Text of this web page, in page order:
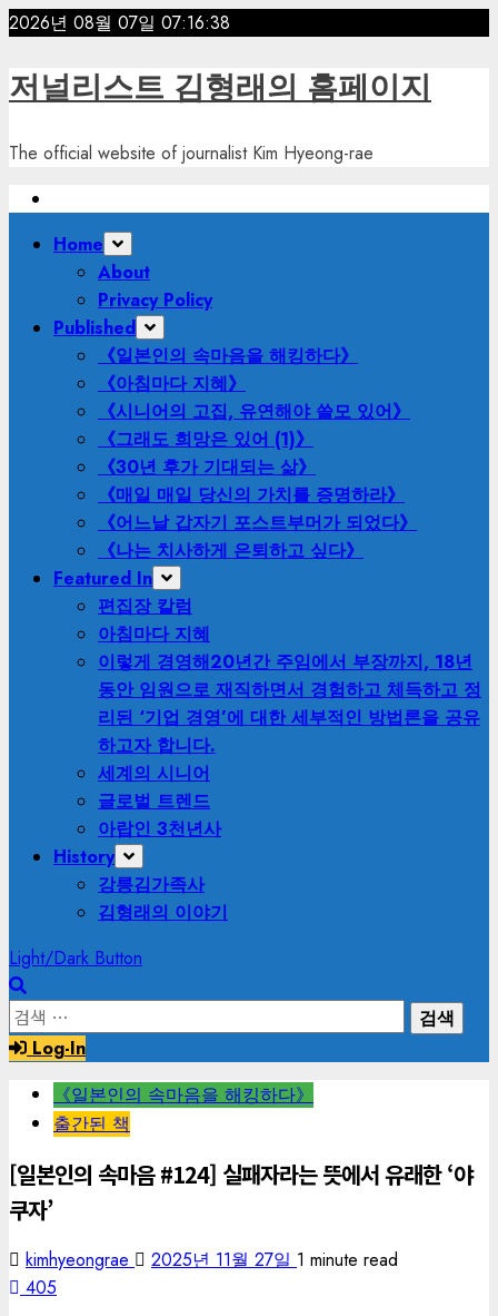
Skip
content
2026년 08월 07일 07:16:40
저널리스트 김형래의 홈페이지
The official website of journalist Kim Hyeong-rae
PrimaryHome
About
Privacy Policy
Published
《일본인의 속마음을 해킹하다》
《아침마다 지혜》
《시니어의 고집, 유연해야 쓸모 있어》
《그래도 희망은 있어 (1)》
《30년 후가 기대되는 삶》
《매일 매일 당신의 가치를 증명하라》
《어느날 갑자기 포스트부머가 되었다》
《나는 치사하게 은퇴하고 싶다》
Featured In
편집장 칼럼
아침마다 지혜
이렇게 경영해20년간 주임에서 부장까지, 18년
동안 임원으로 재직하면서 경험하고 체득하고 정
리된 ‘기업 경영’에 대한 세부적인 방법론을 공유
하고자 합니다.
세계의 시니어
글로벌 트렌드
아랍인 3천년사
History
강릉김가족사
김형래의 이야기
Light/Dark Button
검
색:Log-In
《일본인의 속마음을 해킹하다》
출간된 책
[일본인의 속마음 #124] 실패자라는 뜻에서 유래한 ‘야
쿠자’
kimhyeongrae 2025년 11월 27일 1 minute read
405